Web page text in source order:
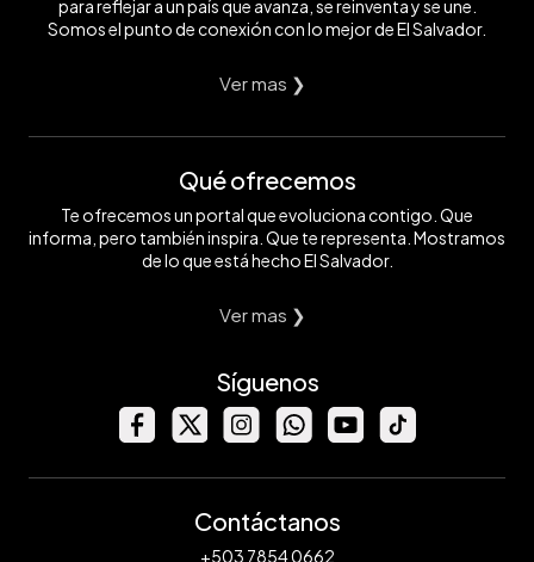
para reflejar a un país que avanza, se reinventa y se une.
Somos el punto de conexión con lo mejor de El Salvador.
Ver mas ❯
Qué ofrecemos
Te ofrecemos un portal que evoluciona contigo. Que
informa, pero también inspira. Que te representa. Mostramos
de lo que está hecho El Salvador.
Ver mas ❯
Síguenos
Contáctanos
+503 7854 0662